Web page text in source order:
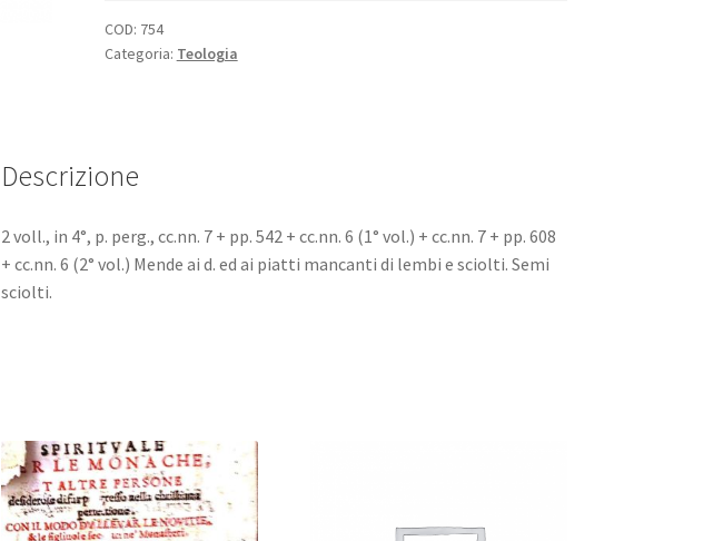
scholastica.
quantità
COD: 754
Categoria: Teologia
Descrizione
2 voll., in 4°, p. perg., cc.nn. 7 + pp. 542 + cc.nn. 6 (1° vol.) + cc.nn. 7 + pp. 608
+ cc.nn. 6 (2° vol.) Mende ai d. ed ai piatti mancanti di lembi e sciolti. Semi
sciolti.